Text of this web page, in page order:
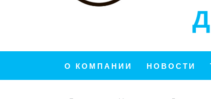
О КОМПАНИИ НОВОСТИ